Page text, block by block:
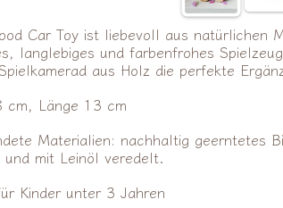
Car Toy ist liebevoll aus natürlichen
langlebiges und farbenfrohes
aus Holz die perfekte
cm, Länge 13 cm
Materialien: nachhaltig geerntetes
und mit Leinöl veredelt.
Kinder unter 3 Jahren